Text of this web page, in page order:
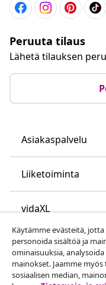
Peruuta tilaus
Lähetä tilauksen
Asiakaspalvelu
Liiketoiminta
vidaXL
Löydä lisää
Käytämme evästeitä,
personoida sisältöä ja
ominaisuuksia,
mainokset. Jaamme
sosiaalisen median,